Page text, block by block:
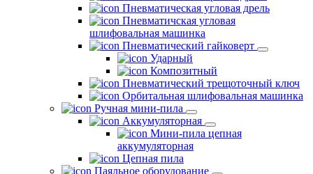
Пневматическая угловая дрель
Пневматичская угловая
шлифовальная машинка
Пневматический гайковерт
Ударный
Композитный
Пневматический трещоточный ключ
Орбитальная шлифовальная машинка
Ручная мини-пила
Аккумуляторная
Мини-пила цепная
аккумуляторная
Цепная пила
Паяльное оборудование